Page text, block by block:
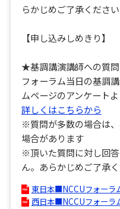
らかじめご了承ください
【申し込みしめきり】
★基調講演講師への質
フォーラム当日の基調
ムページのアンケートよ
詳しくはこちらから
※質問が多数の場合は
場合があります
※頂いた質問に対し回
ん。あらかじめご了承
東日本■NCCUフォーラ
西日本■NCCUフォーラ